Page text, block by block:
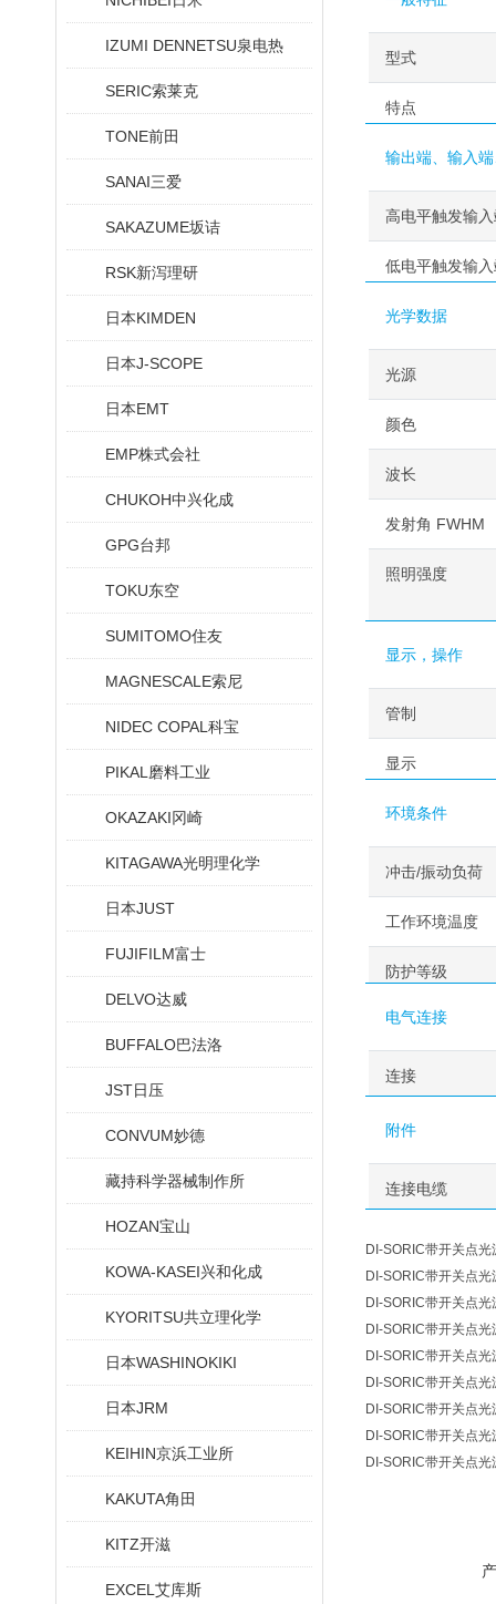
IZUMI DENNETSU泉电热
SERIC索莱克
TONE前田
SANAI三爱
SAKAZUME坂诘
RSK新泻理研
日本KIMDEN
日本J-SCOPE
日本EMT
EMP株式会社
CHUKOH中兴化成
GPG台邦
TOKU东空
SUMITOMO住友
MAGNESCALE索尼
NIDEC COPAL科宝
PIKAL磨料工业
OKAZAKI冈崎
KITAGAWA光明理化学
日本JUST
FUJIFILM富士
DELVO达威
BUFFALO巴法洛
JST日压
CONVUM妙德
藏持科学器械制作所
HOZAN宝山
KOWA-KASEI兴和化成
KYORITSU共立理化学
日本WASHINOKIKI
日本JRM
KEIHIN京浜工业所
KAKUTA角田
KITZ开滋
EXCEL艾库斯
型式
特点
输出端、输入
高电平触发输
低电平触发输
光学数据
光源
颜色
波长
发射角 FWHM
照明强度
显示，操作
管制
显示
环境条件
冲击/振动负荷
工作环境温度
防护等级
电气连接
连接
附件
连接电缆
DI-SORIC带开关点
DI-SORIC带开关点
DI-SORIC带开关点
DI-SORIC带开关点
DI-SORIC带开关点
DI-SORIC带开关点
DI-SORIC带开关点
DI-SORIC带开关点
DI-SORIC带开关点